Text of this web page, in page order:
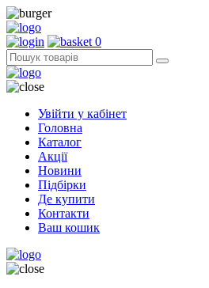
0
Увійти у кабінет
Головна
Каталог
Акції
Новини
Підбірки
Де купити
Контакти
Ваш кошик